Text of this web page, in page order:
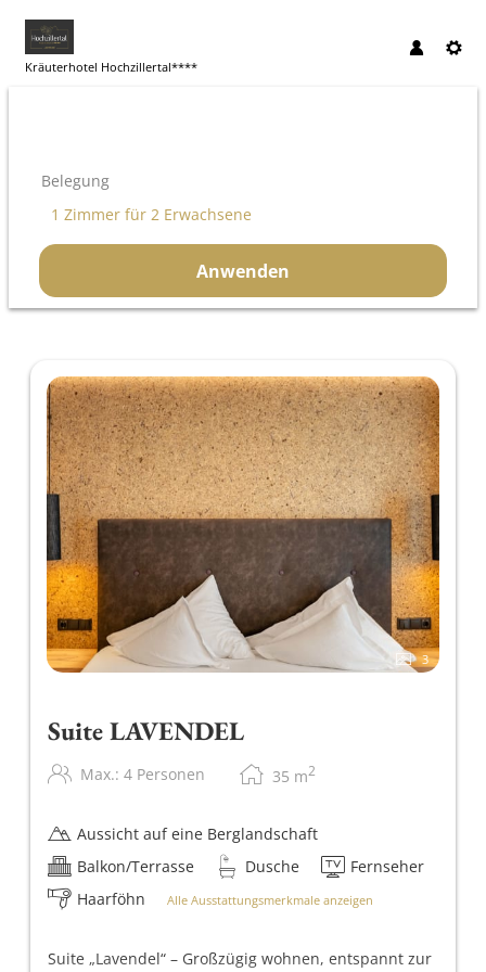
Belegung
1 Zimmer für 2 Erwachsene
Anwenden
Kräuterhotel Hochzillertal****
Unsere Angebote im Zimmer
3
Suite LAVENDEL
Max.: 4 Personen 35 m2
Aussicht auf eine Berglandschaft
Balkon/Terrasse
Dusche
Fernseher
Haarföhn
Alle Ausstattungsmerkmale anzeigen
Suite „Lavendel“ – Großzügig wohnen, entspannt zur